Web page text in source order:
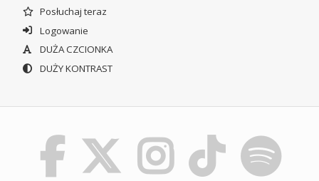
Posłuchaj teraz
Logowanie
DUŻA CZCIONKA
DUŻY KONTRAST